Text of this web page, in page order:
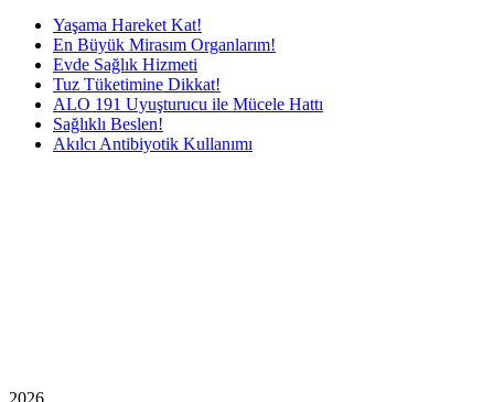
Yaşama Hareket Kat!
En Büyük Mirasım Organlarım!
Evde Sağlık Hizmeti
Tuz Tüketimine Dikkat!
ALO 191 Uyuşturucu ile Mücele Hattı
Sağlıklı Beslen!
Akılcı Antibiyotik Kullanımı